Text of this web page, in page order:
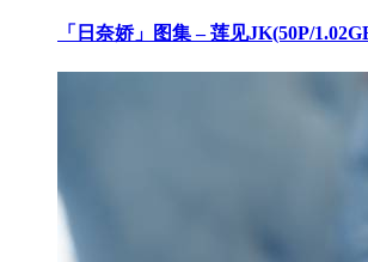
「日奈娇」图集 – 莲见JK(50P/